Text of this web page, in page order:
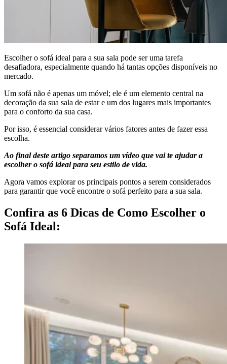
Escolher o sofá ideal para a sua sala pode ser uma tarefa
desafiadora, especialmente quando há tantas opções disponíveis no
mercado.
Um sofá não é apenas um móvel; ele é um elemento central na
decoração da sua sala de estar e um dos lugares mais importantes
para o conforto da sua casa.
Por isso, é essencial considerar vários fatores antes de fazer essa
escolha.
Ao final deste artigo separamos um vídeo que vai te ajudar a
escolher o sofá ideal para seu estilo de vida.
Agora vamos explorar os principais pontos a serem considerados
para garantir que você encontre o sofá perfeito para a sua sala.
Confira as 6 Dicas de Como Escolher o
Sofá Ideal: